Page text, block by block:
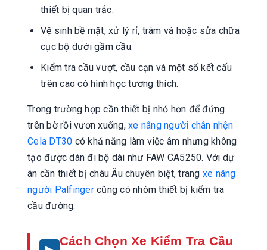
thiết bị quan trắc.
Vệ sinh bề mặt, xử lý rỉ, trám vá hoặc sửa chữa
cục bộ dưới gầm cầu.
Kiểm tra cầu vượt, cầu cạn và một số kết cấu
trên cao có hình học tương thích.
Trong trường hợp cần thiết bị nhỏ hơn để đứng
trên bờ rồi vươn xuống, xe nâng người chân nhện
Cela DT30 có khả năng làm việc âm nhưng không
tạo được dàn đi bộ dài như FAW CA5250. Với dự
án cần thiết bị châu Âu chuyên biệt, trang xe nâng
người Palfingercũng có nhóm thiết bị kiểm tra
cầu đường.
Cách Chọn Xe Kiểm Tra Cầu